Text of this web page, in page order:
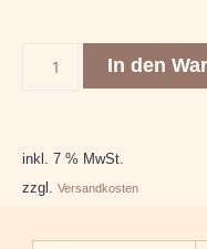
In den
inkl. 7 % MwSt.
zzgl. Versandkosten